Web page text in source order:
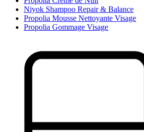
Niyok Shampoo Repair & Balance
Propolia Mousse Nettoyante Visage
Propolia Gommage Visage